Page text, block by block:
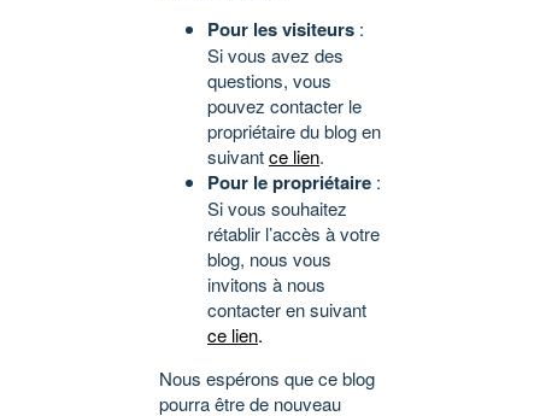
Pour les visiteurs :
Si vous avez des
questions, vous
pouvez contacter le
propriétaire du blog en
suivantce lien.
Pour le propriétaire :
Si vous souhaitez
rétablir l’accès à votre
blog, nous vous
invitons à nous
contacter en suivant
ce lien.
Nous espérons que ce blog
pourra être de nouveau